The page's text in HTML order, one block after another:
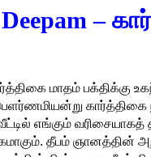
–
மாதம் பக்திக்கு
கார்த்திகை
எங்கும்
தீபம் ஞானத்தின்